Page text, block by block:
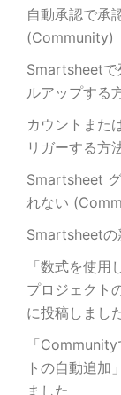
自動承認で承
(Community)
Smartsheetで
ルアップする
カウントまた
リガーする方
Smartsheet
れない
Smartsheetの
「数式を使
プロジェクト
に投稿しまし
「
トの自動追加
ました